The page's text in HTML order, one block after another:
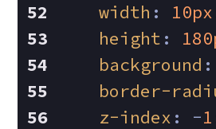
width : 10px
height :
background :
border-
z-index : -1